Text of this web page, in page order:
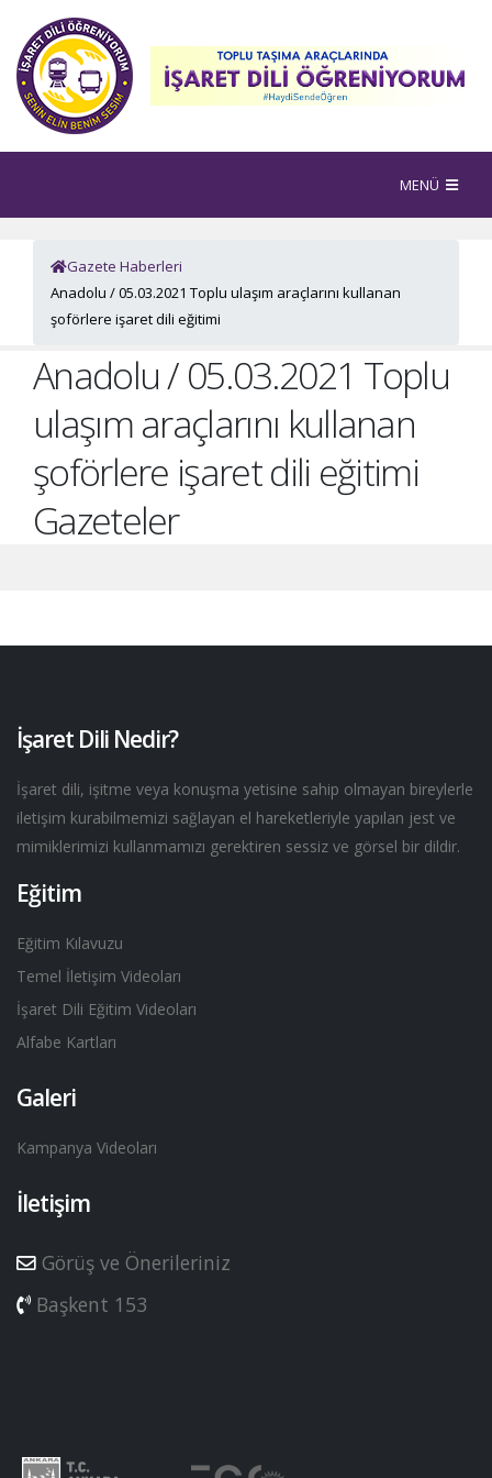
MENÜ
Gazete Haberleri
Anadolu / 05.03.2021 Toplu ulaşım araçlarını kullanan
şoförlere işaret dili eğitimi
Anadolu / 05.03.2021 Toplu
ulaşım araçlarını kullanan
şoförlere işaret dili eğitimi
Gazeteler
İşaret Dili Nedir?
İşaret dili, işitme veya konuşma yetisine sahip olmayan bireylerle
iletişim kurabilmemizi sağlayan el hareketleriyle yapılan jest ve
mimiklerimizi kullanmamızı gerektiren sessiz ve görsel bir dildir.
Eğitim
Eğitim Kılavuzu
Temel İletişim Videoları
İşaret Dili Eğitim Videoları
Alfabe Kartları
Galeri
Kampanya Videoları
İletişim
Görüş ve Önerileriniz
Başkent 153